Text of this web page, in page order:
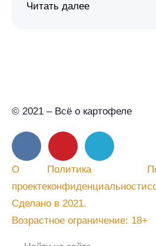
Читать далее
© 2021 – Всё о картофеле
О
проекте
Политика
конфиденциальности
Сделано в 2021.
Возрастное ограничение: 18+